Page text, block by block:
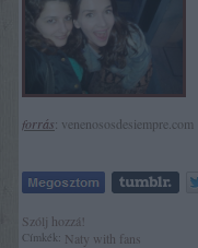
forrás: venenososdesiempre.com
Szólj hozzá!
Címkék: Naty with fans